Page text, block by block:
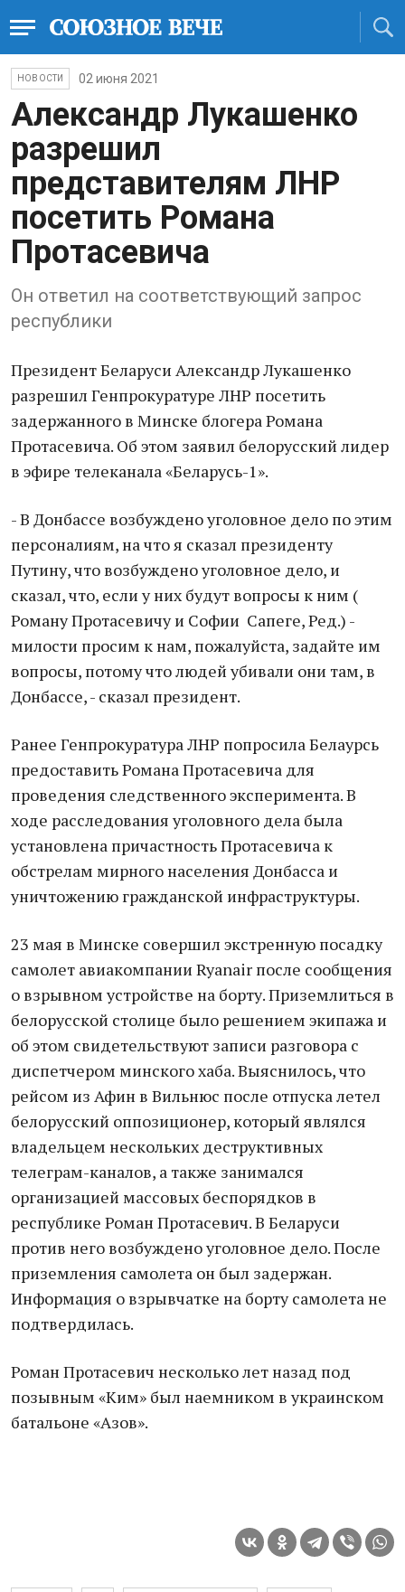
НОВОСТИ 02 июня 2021
Александр Лукашенко
разрешил
представителям ЛНР
посетить Романа
Протасевича
Он ответил на соответствующий запрос
республики
Президент Беларуси Александр Лукашенко
разрешил Генпрокуратуре ЛНР посетить
задержанного в Минске блогера Романа
Протасевича. Об этом заявил белорусский лидер
в эфире телеканала «Беларусь-1».
- В Донбассе возбуждено уголовное дело по этим
персоналиям, на что я сказал президенту
Путину, что возбуждено уголовное дело, и
сказал, что, если у них будут вопросы к ним (
Роману Протасевичу и Софии Сапеге, Ред.) -
милости просим к нам, пожалуйста, задайте им
вопросы, потому что людей убивали они там, в
Донбассе, - сказал президент.
Ранее Генпрокуратура ЛНР попросила Белаурсь
предоставить Романа Протасевича для
проведения следственного эксперимента. В
ходе расследования уголовного дела была
установлена причастность Протасевича к
обстрелам мирного населения Донбасса и
уничтожению гражданской инфраструктуры.
23 мая в Минске совершил экстренную посадку
самолет авиакомпании Ryanair после сообщения
о взрывном устройстве на борту. Приземлиться в
белорусской столице было решением экипажа и
об этом свидетельствуют записи разговора с
диспетчером минского хаба. Выяснилось, что
рейсом из Афин в Вильнюс после отпуска летел
белорусский оппозиционер, который являлся
владельцем нескольких деструктивных
телеграм-каналов, а также занимался
организацией массовых беспорядков в
республике Роман Протасевич. В Беларуси
против него возбуждено уголовное дело. После
приземления самолета он был задержан.
Информация о взрывчатке на борту самолета не
подтвердилась.
Роман Протасевич несколько лет назад под
позывным «Ким» был наемником в украинском
батальоне «Азов».